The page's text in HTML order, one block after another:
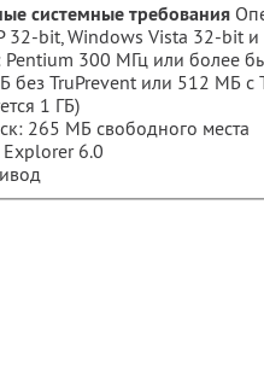
системные требования
32-bit, Windows Vista 32-bit
300 MГц или более
без TruPrevent или 512 MБ с
1 ГБ)
265 МБ свободного места
6.0